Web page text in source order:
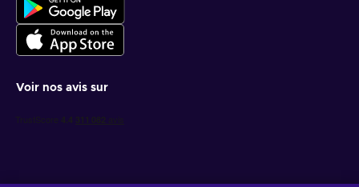
Voir nos avis sur